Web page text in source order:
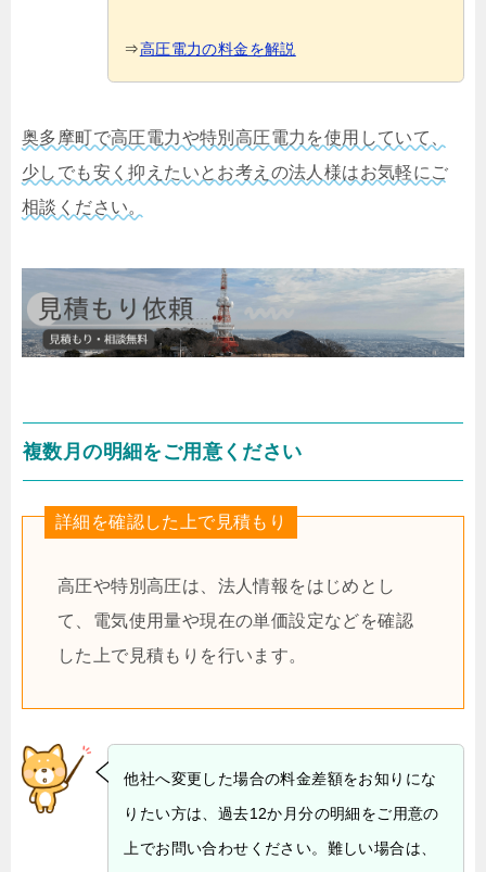
⇒高圧電力の料金を解説
奥多摩町で高圧電力や特別高圧電力を使用していて、
少しでも安く抑えたいとお考えの法人様はお気軽にご
相談ください。
複数月の明細をご用意ください
詳細を確認した上で見積もり
高圧や特別高圧は、法人情報をはじめとし
て、電気使用量や現在の単価設定などを確認
した上で見積もりを行います。
他社へ変更した場合の料金差額をお知りにな
りたい方は、過去12か月分の明細をご用意の
上でお問い合わせください。難しい場合は、